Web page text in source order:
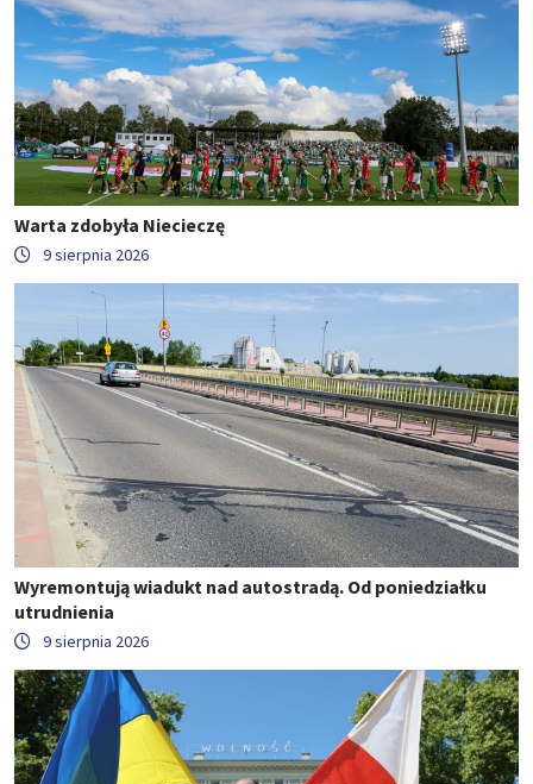
Warta zdobyła Niecieczę
9 sierpnia 2026
Wyremontują wiadukt nad autostradą. Od poniedziałku
utrudnienia
9 sierpnia 2026